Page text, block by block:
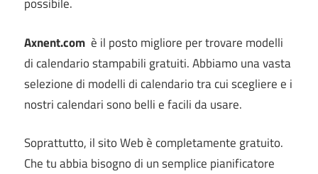
possibile.
Axnent.com è il posto migliore per trovare modelli
di calendario stampabili gratuiti.Abbiamo una vasta
selezione di modelli di calendario tra cui scegliere e i
nostri calendari sono belli e facili da usare.
Soprattutto, il sito Web è completamente gratuito.
Che tu abbia bisogno di un semplice pianificatore